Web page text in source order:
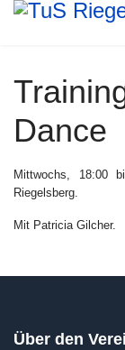
Dance
Mittwochs, 18:00
Riegelsberg.
Mit Patricia Gilcher.
Über den